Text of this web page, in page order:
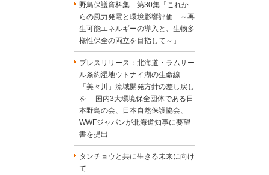
野鳥保護資料集 第30集「これか
らの風力発電と環境影響評価 ～再
生可能エネルギーの導入と、生物多
様性保全の両立を目指して～」
プレスリリース：北海道・ラムサー
ル条約湿地ウトナイ湖の生命線
「美々川」流域開発方針の差し戻し
を― 国内3大環境保全団体である日
本野鳥の会、日本自然保護協会、
WWFジャパンが北海道知事に要望
書を提出
タンチョウと共に生きる未来に向け
て